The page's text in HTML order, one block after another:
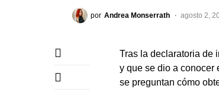
por Andrea Monserrath agosto 2,
Tras la declaratoria de
y que se dio a conocer
se preguntan cómo